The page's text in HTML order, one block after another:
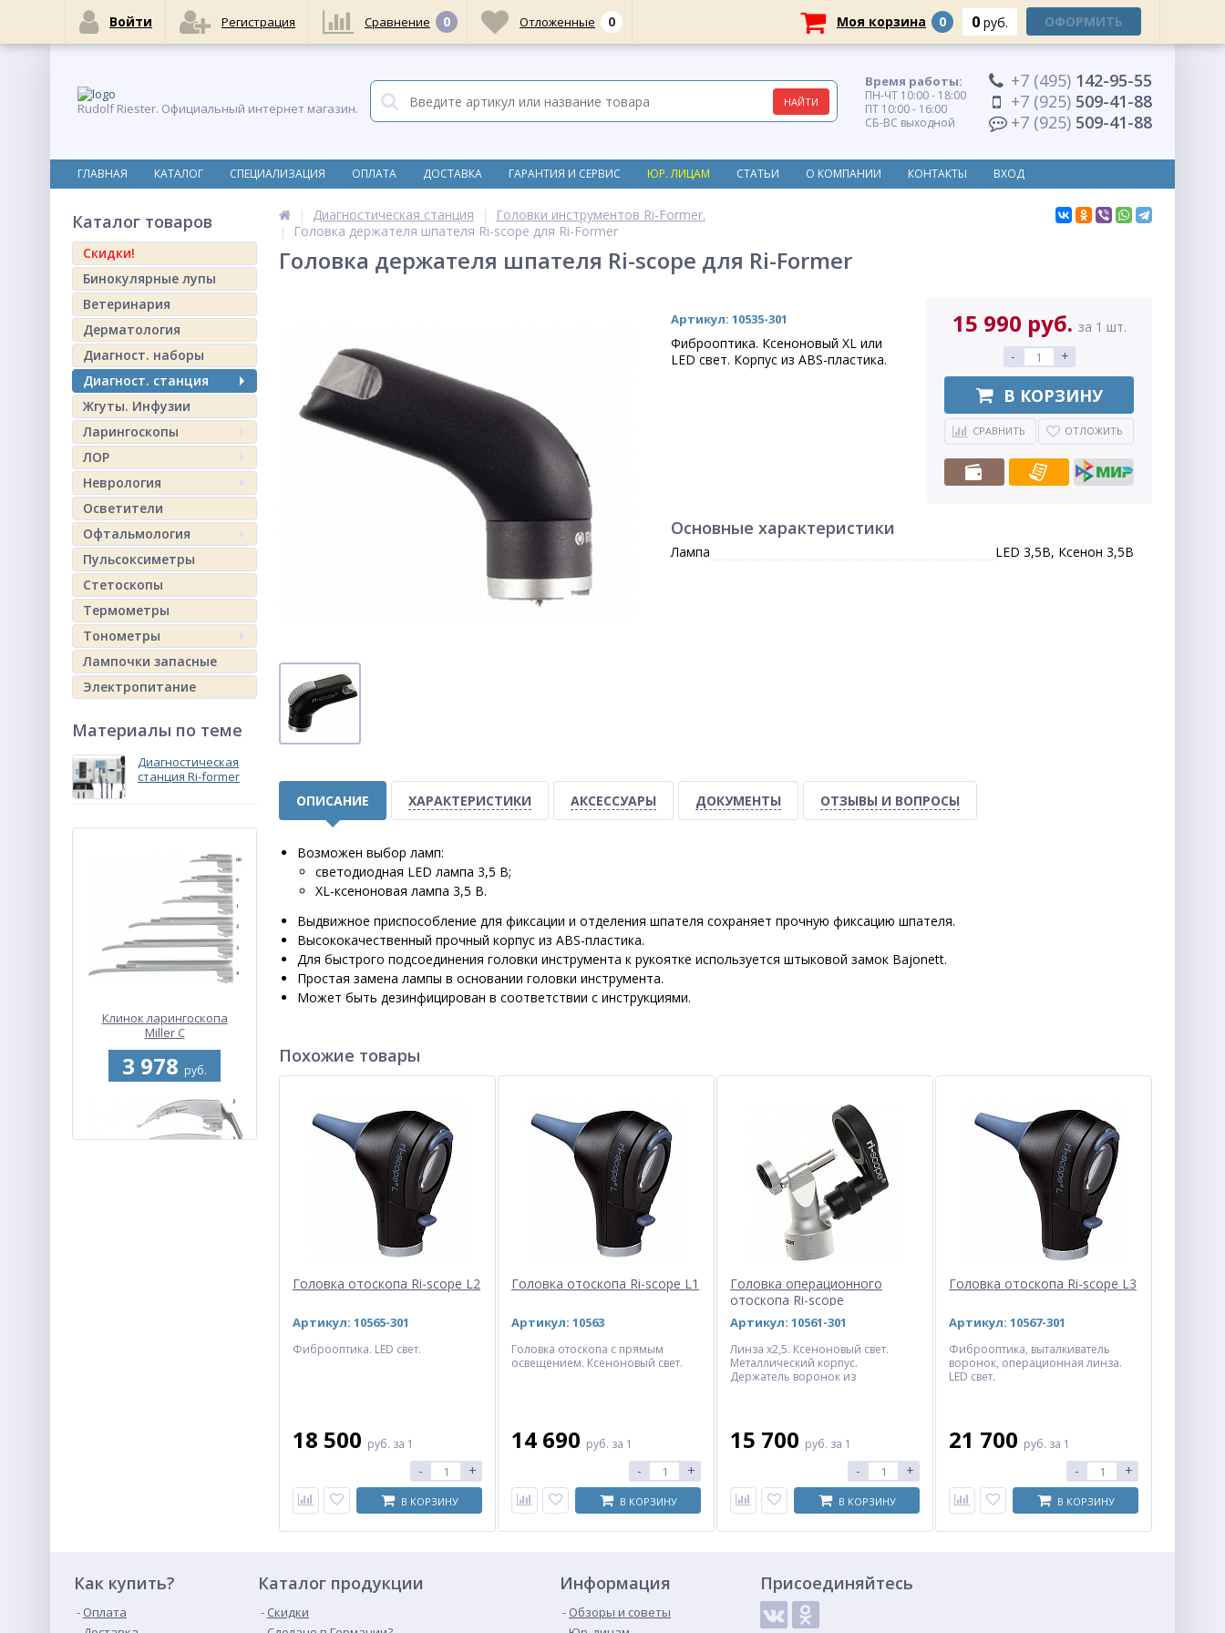
Rudolf Riester. Официальный интернет магазин.
Время работы:
ПН-ЧТ 10:00 - 18:00
ПТ 10:00 - 16:00
СБ-ВС выходной
+7 (495) 142-95-55
+7 (925) 509-41-88
+7 (925) 509-41-88
ГЛАВНАЯ КАТАЛОГ СПЕЦИАЛИЗАЦИЯ ОПЛАТА ДОСТАВКА ГАРАНТИЯ И СЕРВИС ЮР. ЛИЦАМ СТАТЬИ О КОМПАНИИ КОНТАКТЫ ВХОД
Каталог товаров
Скидки!
Бинокулярные лупы
Ветеринария
Дерматология
Диагност. наборы
Диагност. станция
Жгуты. Инфузии
Ларингоскопы
ЛОР
Неврология
Осветители
Офтальмология
Пульсоксиметры
Стетоскопы
Термометры
Тонометры
Лампочки запасные
Электропитание
Материалы по теме
Диагностическая
станция Ri-former
Клинок ларингоскопа
Miller С
3 978 руб.
7 712
Диагностическая станция
Головки инструментов Ri-Former.
Головка держателя шпателя Ri-scope для Ri-Former
Головка держателя шпателя Ri-scope для Ri-Former
Артикул: 10535-301
Фиброоптика. Ксеноновый XL или
LED свет. Корпус из ABS-пластика.
15 990 руб. за 1 шт.
-
+
В КОРЗИНУ
СРАВНИТЬ ОТЛОЖИТЬ
Основные характеристики
Лампа LED 3,5В, Ксенон 3,5В
ОПИСАНИЕ ХАРАКТЕРИСТИКИ АКСЕССУАРЫ ДОКУМЕНТЫ ОТЗЫВЫ И ВОПРОСЫ
Возможен выбор ламп:
светодиодная LED лампа 3,5 В;
XL-ксеноновая лампа 3,5 В.
Выдвижное приспособление для фиксации и отделения шпателя сохраняет прочную фиксацию шпателя.
Высококачественный прочный корпус из ABS-пластика.
Для быстрого подсоединения головки инструмента к рукоятке используется штыковой замок Bajonett.
Простая замена лампы в основании головки инструмента.
Может быть дезинфицирован в соответствии с инструкциями.
Похожие товары
Головка отоскопа Ri-scope L2
Артикул: 10565-301
Фиброоптика. LED свет.
18 500 руб. за 1
- +
В КОРЗИНУ
Головка отоскопа Ri-scope L1
Артикул: 10563
Головка отоскопа с прямым
освещением. Ксеноновый свет.
14 690 руб. за 1
- +
В КОРЗИНУ
Головка операционного
отоскопа Ri-scope
Артикул: 10561-301
Линза х2,5. Ксеноновый свет.
Металлический корпус.
Держатель воронок из
15 700 руб. за 1
- +
В КОРЗИНУ
Головка отоскопа Ri-scope L3
Артикул: 10567-301
Фиброоптика, выталкиватель
воронок, операционная линза.
LED свет.
21 700 руб. за 1
- +
В КОРЗИНУ
Как купить?
Оплата
Каталог продукции
Скидки
Информация
Обзоры и советы
Присоединяйтесь
Войти Регистрация Сравнение 0 Отложенные 0 Моя корзина 0 0 руб. ОФОРМИТЬ